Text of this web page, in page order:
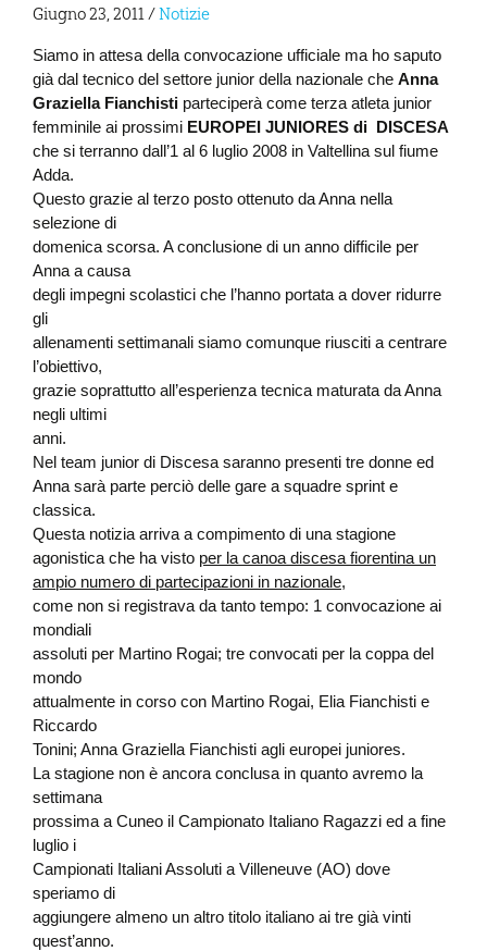
Giugno 23, 2011 /Notizie
Siamo in attesa della convocazione ufficiale ma ho saputo
già dal tecnico del settore junior della nazionale che Anna
Graziella Fianchisti parteciperà come terza atleta junior
femminile ai prossimi EUROPEI JUNIORES di DISCESA
che si terranno dall’1 al 6 luglio 2008 in Valtellina sul fiume
Adda.
Questo grazie al terzo posto ottenuto da Anna nella
selezione di
domenica scorsa. A conclusione di un anno difficile per
Anna a causa
degli impegni scolastici che l’hanno portata a dover ridurre
gli
allenamenti settimanali siamo comunque riusciti a centrare
l’obiettivo,
grazie soprattutto all’esperienza tecnica maturata da Anna
negli ultimi
anni.
Nel team junior di Discesa saranno presenti tre donne ed
Anna sarà parte perciò delle gare a squadre sprint e
classica.
Questa notizia arriva a compimento di una stagione
agonistica che ha visto per la canoa discesa fiorentina un
ampio numero di partecipazioni in nazionale,
come non si registrava da tanto tempo: 1 convocazione ai
mondiali
assoluti per Martino Rogai; tre convocati per la coppa del
mondo
attualmente in corso con Martino Rogai, Elia Fianchisti e
Riccardo
Tonini; Anna Graziella Fianchisti agli europei juniores.
La stagione non è ancora conclusa in quanto avremo la
settimana
prossima a Cuneo il Campionato Italiano Ragazzi ed a fine
luglio i
Campionati Italiani Assoluti a Villeneuve (AO) dove
speriamo di
aggiungere almeno un altro titolo italiano ai tre già vinti
quest’anno.